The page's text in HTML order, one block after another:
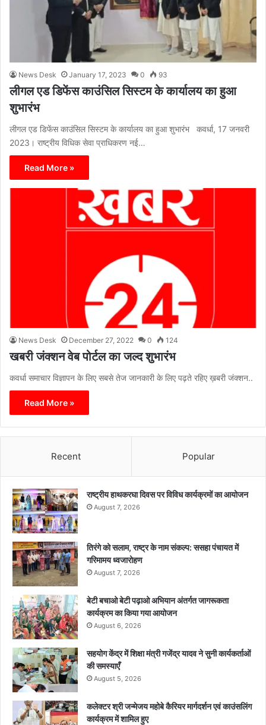
News Desk January 17, 2023 0 93
लीगल एड डिफेंस काउंसिल सिस्टम के कार्यालय का हुआ
शुभारंभ
लीगल एड डिफेंस काउंसिल सिस्टम के कार्यालय का हुआ शुभारंभ कवर्धा, 17 जनवरी
2023। राष्ट्रीय विधिक सेवा प्राधिकरण नई…
Read More »
News Desk December 27, 2022 0 124
खबरी जंक्शन वेब पोर्टल का जल्द शुभारंभ
कवर्धा समाचार विज्ञापन के लिए सबसे तेज जानकारी के लिए पढ़ते रहिए ख़बरी जंक्शन..
Read More »
Recent Popular
राष्ट्रीय हाथकरघा दिवस पर विविध कार्यक्रमों का आयोजन
August 7, 2026
तिरंगे को सलाम, राष्ट्र के नाम संकल्प: ससहा पंचायत में
गरिमामय ध्वजारोहण
August 7, 2026
बेटी बचाओ बेटी पढ़ाओ अभियान अंतर्गत जागरूकता
कार्यक्रम का किया गया आयोजन
August 6, 2026
सहयोग केंद्र में शिक्षा मंत्री गजेंद्र यादव ने सुनी कार्यकर्ताओं
की समस्याएँ
August 5, 2026
कलेक्टर श्री जन्मेजय महोबे कैरियर मार्गदर्शन एवं काउंसलिंग
कार्यक्रम में शामिल हुए